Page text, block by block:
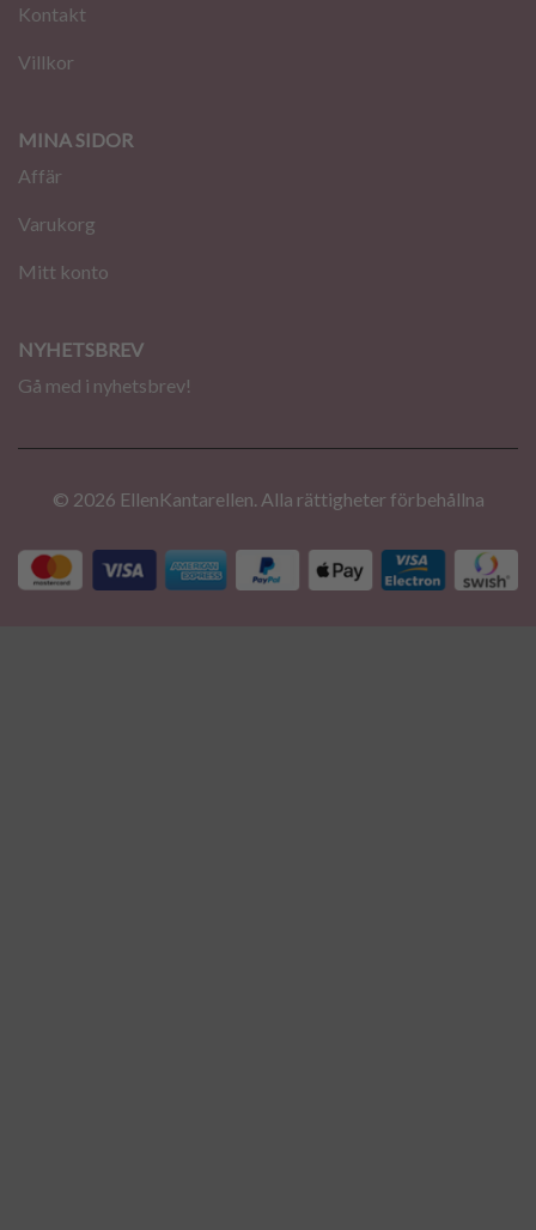
Kontakt
Villkor
MINA SIDOR
Affär
Varukorg
Mitt konto
NYHETSBREV
Gå med i nyhetsbrev!
© 2026 EllenKantarellen. Alla rättigheter förbehållna